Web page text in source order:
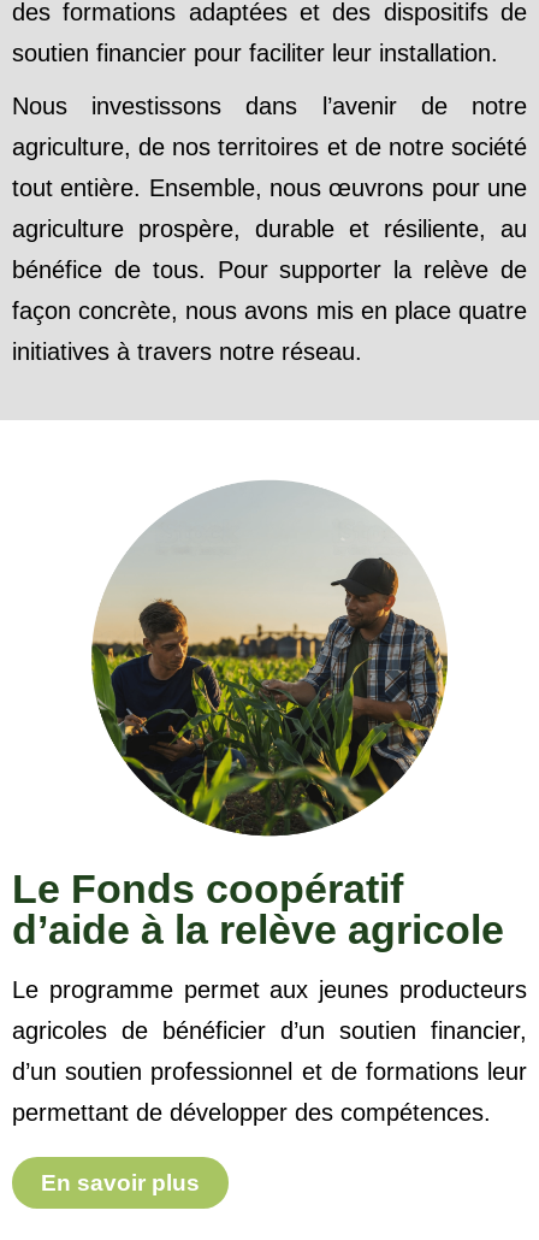
des formations adaptées et des dispositifs de
soutien financier pour faciliter leur installation.
Nous investissons dans l’avenir de notre
agriculture, de nos territoires et de notre société
tout entière. Ensemble, nous œuvrons pour une
agriculture prospère, durable et résiliente, au
bénéfice de tous. Pour supporter la relève de
façon concrète, nous avons mis en place quatre
initiatives à travers notre réseau.
Le Fonds coopératif
d’aide à la relève agricole
Le programme permet aux jeunes producteurs
agricoles de bénéficier d’un soutien financier,
d’un soutien professionnel et de formations leur
permettant de développer des compétences.
En savoir plus